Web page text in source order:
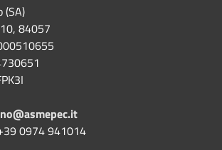
(SA)
84057
0974 941014